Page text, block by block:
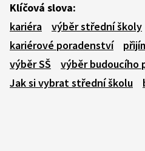
Klíčová slova:
kariéra
výběr střední školy
kariérové poradenství
výběr SŠ
výběr budoucího
Jak si vybrat střední školu